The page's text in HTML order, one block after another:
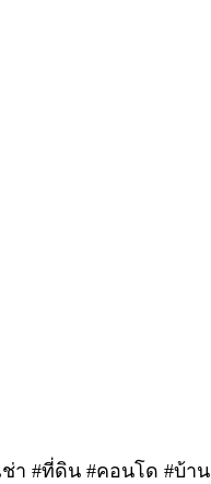
า #ที่ดิน #คอนโด #บ้าน